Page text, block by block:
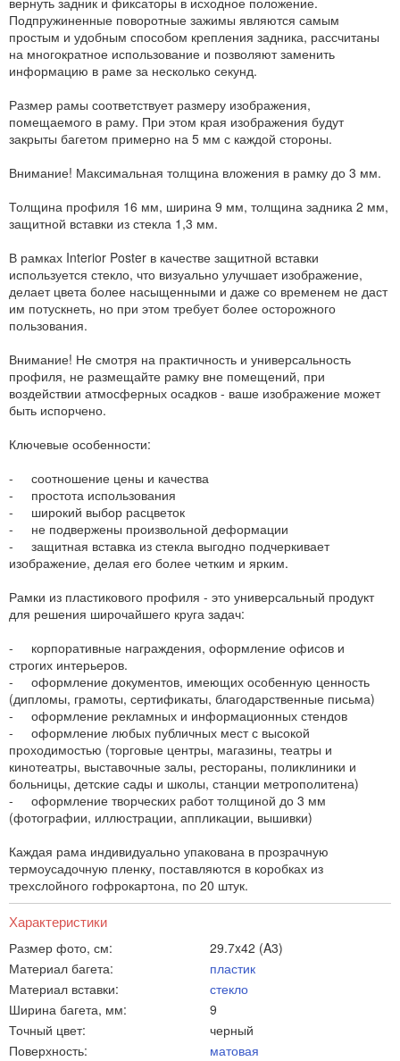
Подпружиненные поворотные зажимы являются самым
простым и удобным способом крепления задника, рассчитаны
на многократное использование и позволяют заменить
информацию в раме за несколько секунд.
Размер рамы соответствует размеру изображения,
помещаемого в раму. При этом края изображения будут
закрыты багетом примерно на 5 мм с каждой стороны.
Внимание! Максимальная толщина вложения в рамку до 3 мм.
Толщина профиля 16 мм, ширина 9 мм, толщина задника 2 мм,
защитной вставки из стекла 1,3 мм.
В рамках Interior Poster в качестве защитной вставки
используется стекло, что визуально улучшает изображение,
делает цвета более насыщенными и даже со временем не даст
им потускнеть, но при этом требует более осторожного
пользования.
Внимание! Не смотря на практичность и универсальность
профиля, не размещайте рамку вне помещений, при
воздействии атмосферных осадков - ваше изображение может
быть испорчено.
Ключевые особенности:
- соотношение цены и качества
- простота использования
- широкий выбор расцветок
- не подвержены произвольной деформации
- защитная вставка из стекла выгодно подчеркивает
изображение, делая его более четким и ярким.
Рамки из пластикового профиля - это универсальный продукт
для решения широчайшего круга задач:
- корпоративные награждения, оформление офисов и
строгих интерьеров.
- оформление документов, имеющих особенную ценность
(дипломы, грамоты, сертификаты, благодарственные письма)
- оформление рекламных и информационных стендов
- оформление любых публичных мест с высокой
проходимостью (торговые центры, магазины, театры и
кинотеатры, выставочные залы, рестораны, поликлиники и
больницы, детские сады и школы, станции метрополитена)
- оформление творческих работ толщиной до 3 мм
(фотографии, иллюстрации, аппликации, вышивки)
Каждая рама индивидуально упакована в прозрачную
термоусадочную пленку, поставляются в коробках из
трехслойного гофрокартона, по 20 штук.
Характеристики
Размер фото, см:
29.7x42 (A3)
Материал багета:
пластик
Материал вставки:
стекло
Ширина багета, мм:
9
Точный цвет:
черный
Поверхность:
матовая